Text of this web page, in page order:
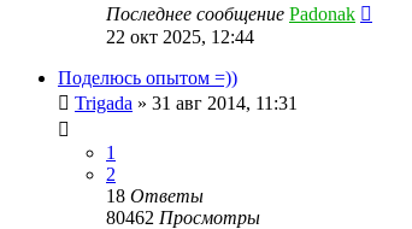
Последнее сообщение Padonak
22 окт 2025, 12:44
Поделюсь опытом =))
Trigada » 31 авг 2014, 11:31
1
2
18 Ответы
80462 Просмотры